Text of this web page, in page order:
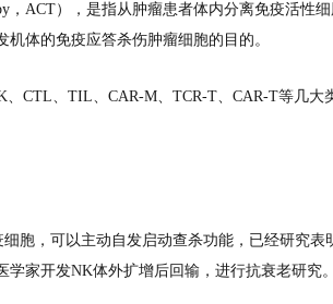
，ACT），是指从肿瘤患者体内分离免疫活性
体的免疫应答杀伤肿瘤细胞的目的。
CTL、TIL、CAR-M、TCR-T、CAR-T等几大
胞，可以主动自发启动查杀功能，已经研究
家开发NK体外扩增后回输，进行抗衰老研究。